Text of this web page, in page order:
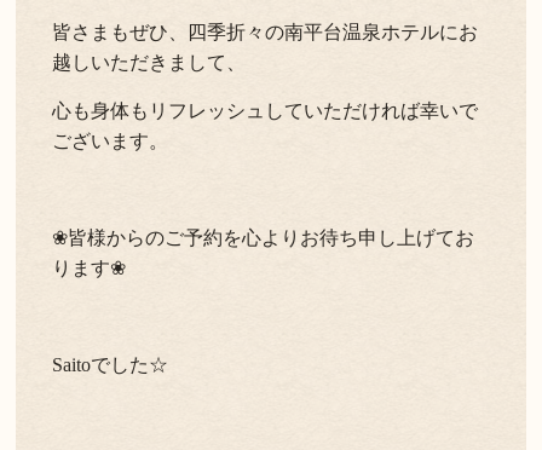
皆さまもぜひ、四季折々の南平台温泉ホテルにお
越しいただきまして、
心も身体もリフレッシュしていただければ幸いで
ございます。
❀皆様からのご予約を心よりお待ち申し上げてお
ります❀
Saitoでした☆